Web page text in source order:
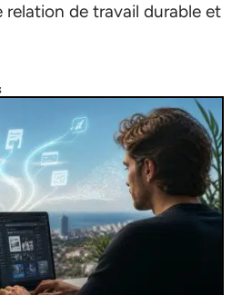
relation de travail durable et